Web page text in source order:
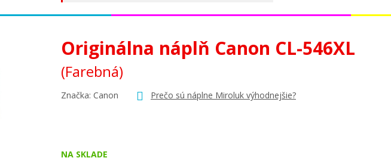
Originálna náplň Canon CL-546XL
(Farebná)
Značka: Canon Prečo sú náplne Miroluk výhodnejšie?
NA SKLADE